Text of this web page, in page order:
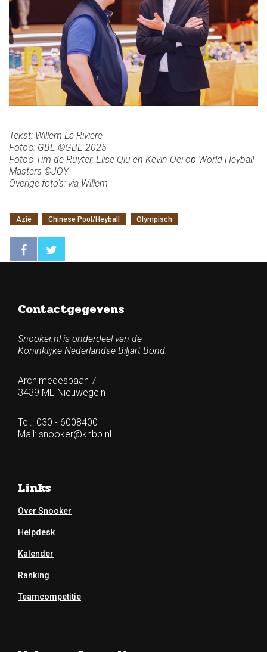
Tekst: Willem La Riviere
Foto's: GBE ©GBE 2025
Foto's Tim de Ruyter, Elise Qiu en Kevin Oei op World Heyball
Masters ©JOY
Overige foto's: via Willem
Azië Chinese Pool/Heyball Olympisch
Contactgegevens
Snooker.nl is onderdeel van de
Koninklijke Nederlandse Biljart Bond.
Archimedesbaan 7
3439 ME Nieuwegein
Tel.: 030 - 6008400
Mail: snooker@knbb.nl
Links
Over Snooker
Helpdesk
Kalender
Ranking
Teamcompetitie